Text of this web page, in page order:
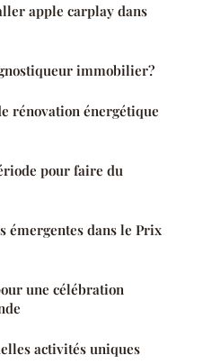
apple carplay dans
immobilier?
rénovation énergétique
pour faire du
émergentes dans le Prix
une célébration
activités uniques